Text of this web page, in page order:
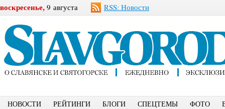
воскресенье, 9 августа RSS: Новости
НОВОСТИ РЕЙТИНГИ БЛОГИ СПЕЦТЕМЫ ФОТО